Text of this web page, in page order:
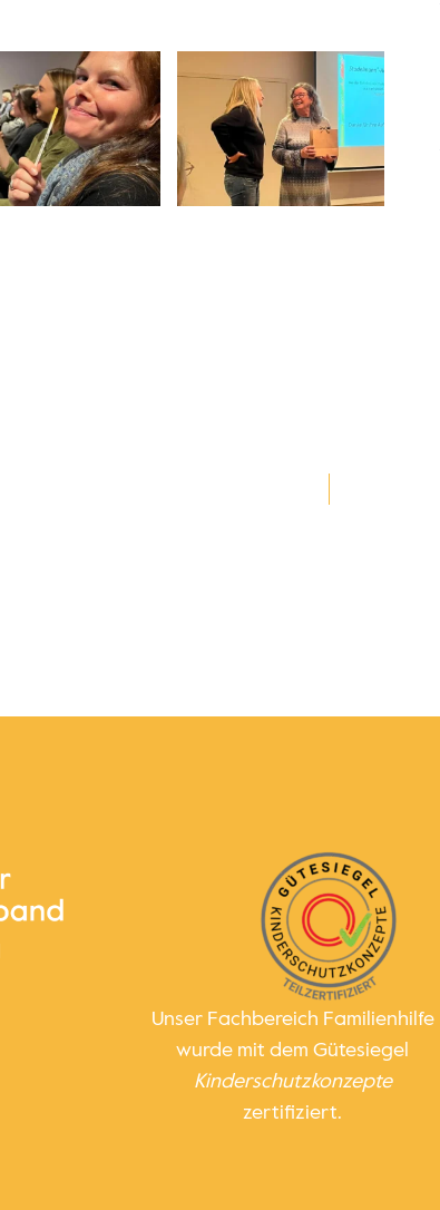
Unser Fachbereich Familienhilfe
wurde mit dem Gütesiegel
Kinder­schutz­konzepte
zertifiziert.